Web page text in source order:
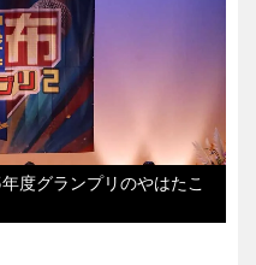
度グランプリのやはたこ